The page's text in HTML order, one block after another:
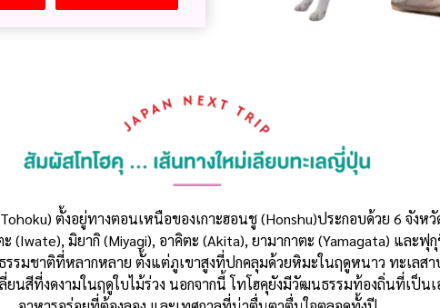
ตั้งอยู่ทางตอนเหนือของเกาะฮอนชู (Honshu)ประกอบด้วย 6 จังห
ะ (Iwate), มิยากิ (Miyagi), อาคิตะ (Akita), ยามากาตะ (Yamagata) และฟุ
รมชาติที่หลากหลาย ตั้งแต่ภูเขาสูงที่ปกคลุมด้วยหิมะในฤดูหนาว ทะเลสา
ยนสีที่งดงามในฤดูใบไม้ร่วง นอกจากนี้ โทโฮคุยังมีวัฒนธรรมท้องถิ่นที่เป็น